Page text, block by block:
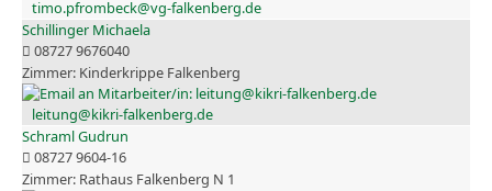
timo.pfrombeck@vg-falkenberg.de
Schillinger Michaela
08727 9676040
Kinderkrippe Falkenberg
leitung@kikri-falkenberg.de
Schraml Gudrun
08727 9604-16
Rathaus Falkenberg N 1